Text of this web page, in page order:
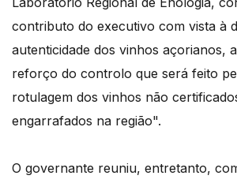
contributo do executivo com vista à
autenticidade dos vinhos açorianos,
reforço do controlo que será feito
rotulagem dos vinhos não
engarrafados na região".
O governante reuniu, entretanto,